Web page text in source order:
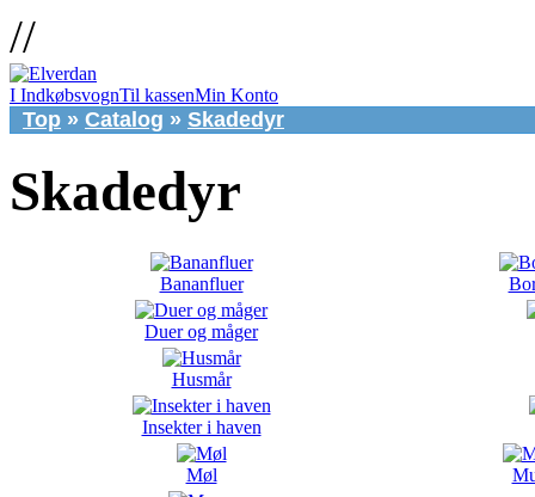
//
I IndkøbsvognTil kassenMin Konto
Top » Catalog » Skadedyr
Skadedyr
Bananfluer
Duer og måger
Husmår
Insekter i haven
Møl